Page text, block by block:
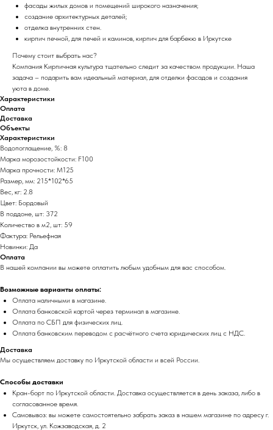
фасады жилых домов и помещений широкого назначения;
создание архитектурных деталей;
отделка внутренних стен.
кирпич печной, для печей и каминов, кирпич для барбекю в Иркутске
Почему стоит выбрать нас?
Компания Кирпичная культура тщательно следит за качеством продукции. Наша
задача – подарить вам идеальный материал, для отделки фасадов и создания
уюта в доме.
Характеристики
Оплата
Доставка
Объекты
Характеристики
Водопоглащение, %: 8
Марка морозостойкости: F100
Марка прочности: М125
Размер, мм: 215*102*65
Вес, кг: 2.8
Цвет: Бордовый
В поддоне, шт: 372
Количество в м2, шт: 59
Фактура: Рельефная
Новинки: Да
Оплата
В нашей компании вы можете оплатить любым удобным для вас способом.
Возможные варианты оплаты:
Оплата наличными в магазине.
Оплата банковской картой через терминал в магазине.
Оплата по СБП для физических лиц.
Оплата банковским переводом с расчётного счета юридических лиц с НДС.
Доставка
Мы осуществляем доставку по Иркутской области и всей России.
Способы доставки
Кран-борт по Иркутской области. Доставка осуществляется в день заказа, либо в
согласованное время.
Самовывоз: вы можете самостоятельно забрать заказ в нашем магазине по адресу г.
Иркутск, ул. Кожзаводская, д. 2